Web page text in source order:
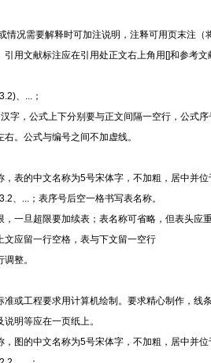
情况需要解释时可加注说明，注释可用页末注
用文献标注应在引用处正文右上角用[]和参考
、...；
字，公式上下分别要与正文间隔一空行，公式
。公式与编号之间不加虚线。
表的中文名称为5号宋体字，不加粗，居中并
、...；表序号后空一格书写表名称。
一旦超限要加续表；表名称可省略，但表头应
应留一行空格，表与下文留一空行
整。
或工程要求用计算机绘制。要求精心制作，
明等应在一页纸上。
，图的中文名称为5号宋体字，不加粗，居中并